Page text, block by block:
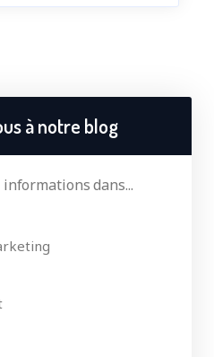
à notre blog
dans...